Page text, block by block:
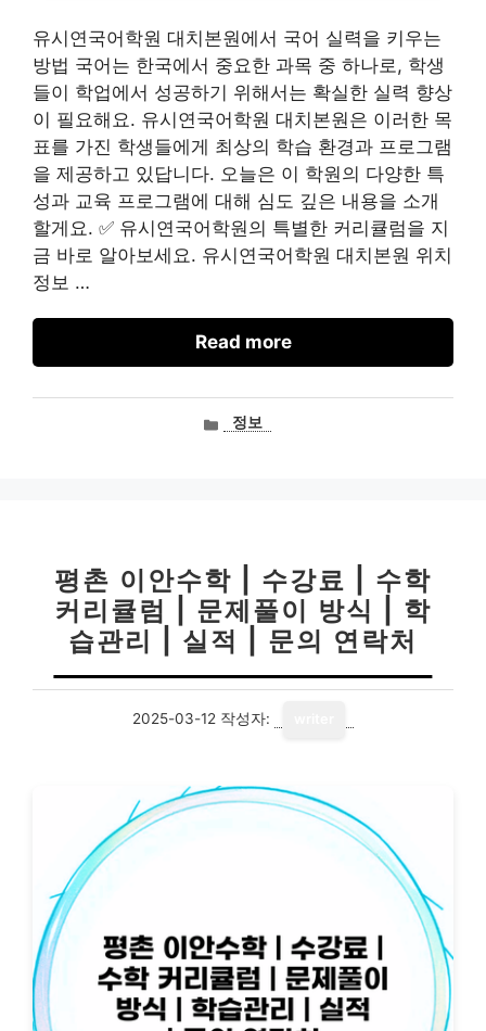
유시연국어학원 대치본원에서 국어 실력을 키우는
방법 국어는 한국에서 중요한 과목 중 하나로, 학생
들이 학업에서 성공하기 위해서는 확실한 실력 향상
이 필요해요. 유시연국어학원 대치본원은 이러한 목
표를 가진 학생들에게 최상의 학습 환경과 프로그램
을 제공하고 있답니다. 오늘은 이 학원의 다양한 특
성과 교육 프로그램에 대해 심도 깊은 내용을 소개
할게요. ✅ 유시연국어학원의 특별한 커리큘럼을 지
금 바로 알아보세요. 유시연국어학원 대치본원 위치
정보 …
Read more
카정보
평촌 이안수학 | 수강료 | 수학
커리큘럼 | 문제풀이 방식 | 학
습관리 | 실적 | 문의 연락처
2025-03-12 작성자: